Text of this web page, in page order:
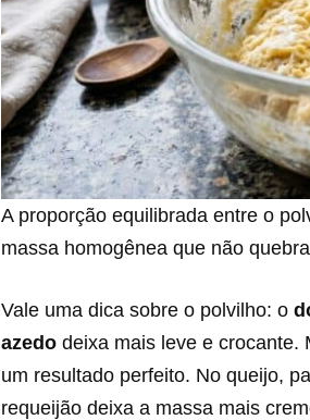
A proporção equilibrada entre o
massa homogênea que não
Vale uma dica sobre o polvilho: o
azedo deixa mais leve e crocante.
um resultado perfeito. No queijo,
requeijão deixa a massa mais